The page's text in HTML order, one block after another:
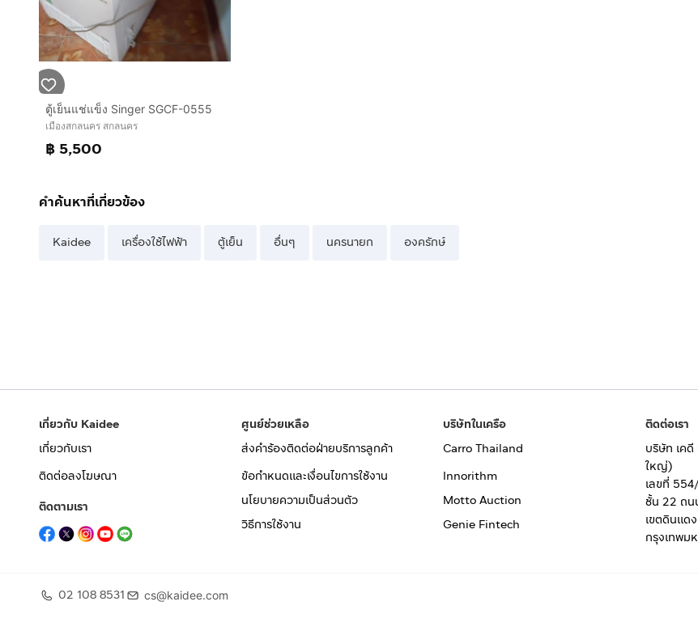
ตู้เย็นแช่แข็ง Singer SGCF-0555
เมืองสกลนคร สกลนคร
฿ 5,500
คำค้นหาที่เกี่ยวข้อง
Kaidee เครื่องใช้ไฟฟ้า ตู้เย็น อื่นๆ นครนายก องครักษ์
เกี่ยวกับ Kaidee
เกี่ยวกับเรา
ติดต่อลงโฆษณา
ติดตามเรา
ศูนย์ช่วยเหลือ
ส่งคำร้องติดต่อฝ่ายบริการลูกค้า
ข้อกำหนดและเงื่อนไขการใช้งาน
นโยบายความเป็นส่วนตัว
วิธีการใช้งาน
บริษัทในเครือ
Carro Thailand
Innorithm
Motto Auction
Genie Fintech
ติดต่อเรา
บริษัท เคดี
ใหญ่)
เลขที่
ชั้น 22 ถน
เขตดินแดง
กรุงเทพม
02 108 8531 cs@kaidee.com